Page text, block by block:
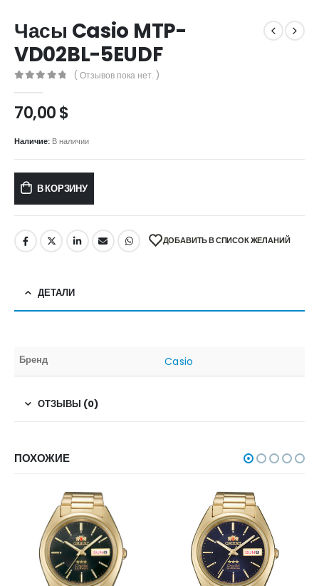
Часы Casio MTP-
VD02BL-5EUDF
( Отзывов пока нет. )
70,00$
Наличие: В наличии
В КОРЗИНУ
ДОБАВИТЬ В СПИСОК ЖЕЛАНИЙ
ДЕТАЛИ
Бренд Casio
ОТЗЫВЫ (0)
ПОХОЖИЕ